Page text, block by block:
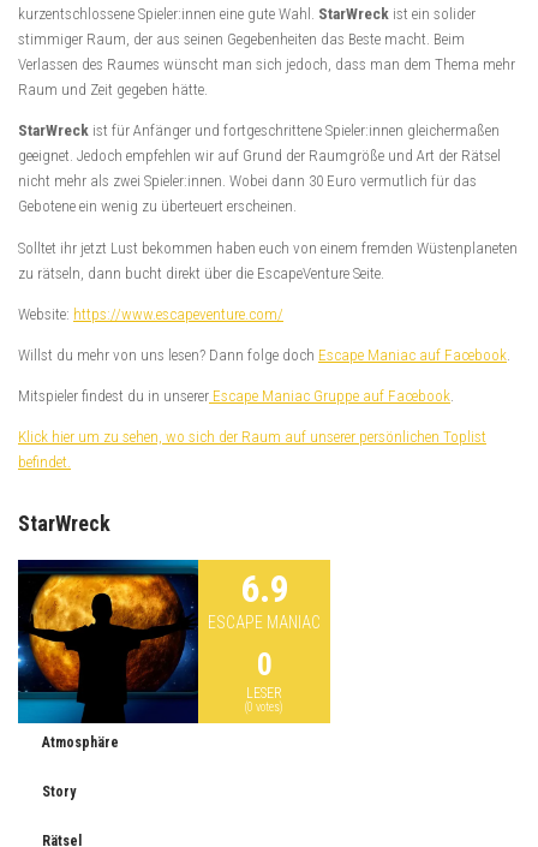
kurzentschlossene Spieler:innen eine gute Wahl. StarWreck ist ein solider
stimmiger Raum, der aus seinen Gegebenheiten das Beste macht. Beim
Verlassen des Raumes wünscht man sich jedoch, dass man dem Thema mehr
Raum und Zeit gegeben hätte.
StarWreck ist für Anfänger und fortgeschrittene Spieler:innen gleichermaßen
geeignet. Jedoch empfehlen wir auf Grund der Raumgröße und Art der Rätsel
nicht mehr als zwei Spieler:innen. Wobei dann 30 Euro vermutlich für das
Gebotene ein wenig zu überteuert erscheinen.
Solltet ihr jetzt Lust bekommen haben euch von einem fremden Wüstenplaneten
zu rätseln, dann bucht direkt über die EscapeVenture Seite.
Website: https://www.escapeventure.com/
Willst du mehr von uns lesen? Dann folge doch Escape Maniac auf Facebook
Mitspieler findest du in unserer Escape Maniac Gruppe auf Facebook.
Klick hier um zu sehen, wo sich der Raum auf unserer persönlichen Toplist
befindet.
StarWreck
6.9
ESCAPE MANIAC
0
LESER
(0 votes)
Atmosphäre
Story
Rätsel